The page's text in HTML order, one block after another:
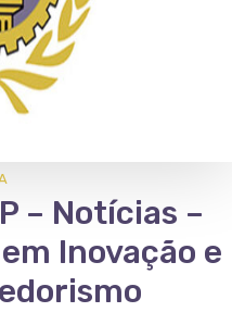
– Notícias –
Inovação e